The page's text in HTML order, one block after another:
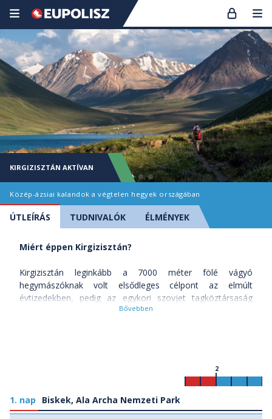
KIRGIZISZTÁN AKTÍVAN
Közép-ázsiai kalandok a végtelen hegyek országában
ÚTLEÍRÁS TUDNIVALÓK ÉLMÉNYEK
Miért éppen Kirgizisztán?
Kirgizisztán leginkább a 7000 méter fölé vágyó
hegymászóknak volt elsődleges célpont az elmúlt
évtizedekben, pedig az egykori szovjet tagköztársaság
elképesztően sokszínű és vad természeti látnivalóival az
reggeli napsugarak egy jurtában köszöntenek minket, és
ahol a reggelinkre a frissen köpült vajat kenhetjük fel a
még forró, természetesen helyben sütött kenyérlángosra.
A szovjet idők romantikus hangulatát minden sarkon
1. nap Biskek, Ala Archa Nemzeti Park
2